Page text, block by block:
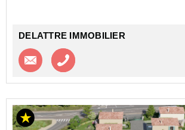
DELATTRE IMMOBILIER
Contacter l'agence